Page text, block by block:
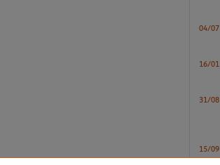
04/07
16/01
31/08
15/09